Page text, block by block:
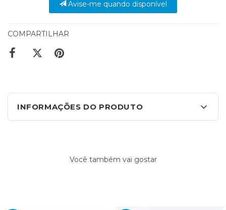
Avise-me quando disponível
COMPARTILHAR
INFORMAÇÕES DO PRODUTO
Você também vai gostar